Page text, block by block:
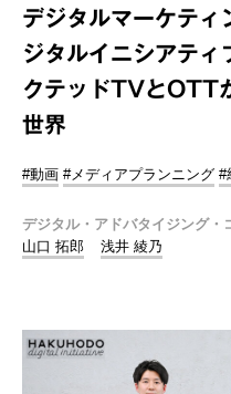
デジタルマーケティ
ジタルイニシアテ
クテッドTVとOTT
世界
#動画 #メディアプランニング #
デジタル・アドバタイジング・
山口 拓郎
浅井 綾乃